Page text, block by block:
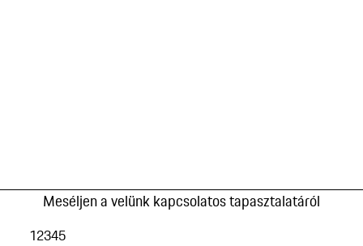
Meséljen a velünk kapcsolatos tapasztalatáról
12345